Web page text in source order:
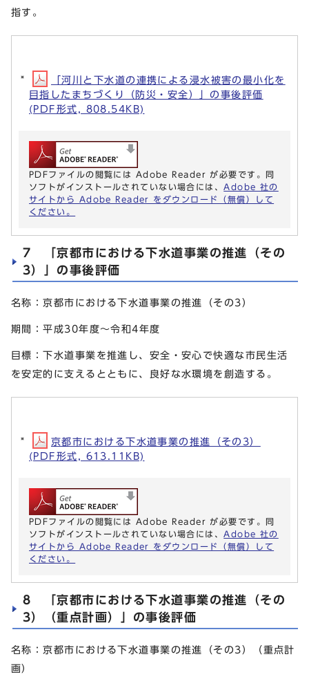
指す。
「河川と下水道の連携による浸水被害の最小化を
目指したまちづくり（防災・安全）」の事後評価
(PDF形式, 808.54KB)
PDFファイルの閲覧には Adobe Reader が必要です。同
ソフトがインストールされていない場合には、 Adobe 社の
サイトから Adobe Reader をダウンロード（無償）して
ください。
7 「京都市における下水道事業の推進（その
3）」の事後評価
名称：京都市における下水道事業の推進（その3）
期間：平成30年度～令和4年度
目標：下水道事業を推進し、安全・安心で快適な市民生活
を安定的に支えるとともに、良好な水環境を創造する。
京都市における下水道事業の推進（その3）
(PDF形式, 613.11KB)
PDFファイルの閲覧には Adobe Reader が必要です。同
ソフトがインストールされていない場合には、 Adobe 社の
サイトから Adobe Reader をダウンロード（無償）して
ください。
8 「京都市における下水道事業の推進（その
3）（重点計画）」の事後評価
名称：京都市における下水道事業の推進（その3）（重点計
画）